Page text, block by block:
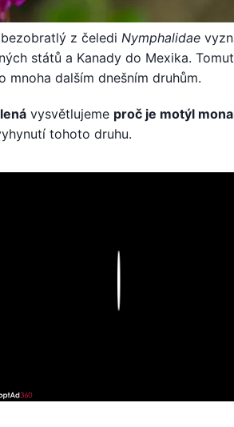
z čeledi Nymphalidae
států a Kanady do Mexika.
mnoha dalším dnešním druhům.
vysvětlujeme proč je motýl
tohoto druhu.